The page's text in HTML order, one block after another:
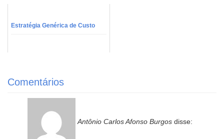
Estratégia Genérica de Custo
Comentários
Antônio Carlos Afonso Burgos disse: